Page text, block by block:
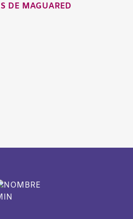
DE MAGUARED